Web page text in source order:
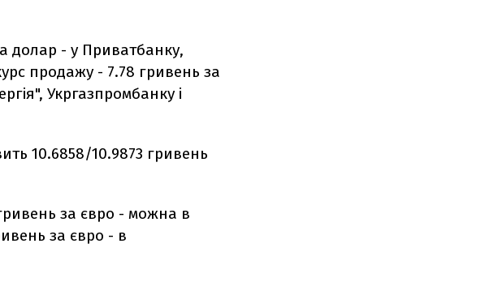
долар - у Приватбанку,
продажу - 7.78 гривень за
Укргазпромбанку і
10.6858/10.9873 гривень
за євро - можна в
за євро - в